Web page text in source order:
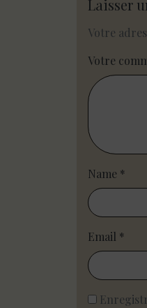
Laisser
Votre
Votre
Name *
Email *